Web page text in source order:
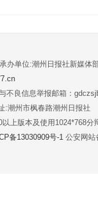
办单位:潮州日报社新媒体
不良信息举报邮箱：
:潮州市枫春路潮州日报社
上版本及使用1024*768分
备13030909号-1 公安网站